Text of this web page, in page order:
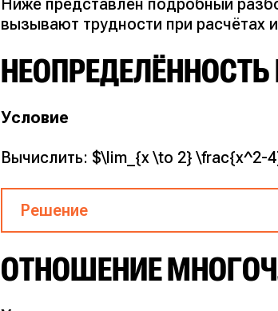
вызывают трудности при расчётах
Условие
Вычислить: $\lim_{x \to 2} \frac{x^2-
Решение
Подставляем двойку вместо
ОТНОШЕНИЕ